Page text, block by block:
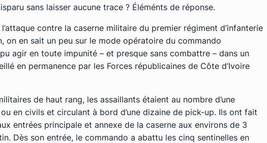
sans laisser aucune trace ? Éléménts de réponse.
contre la caserne militaire du premier régiment d’infanterie
on en sait un peu sur le mode opératoire du commando
agir en toute impunité – et presque sans combattre – dans un
en permanence par les Forces républicaines de Côte d’Ivoire
de haut rang, les assaillants étaient au nombre d’une
en civils et circulant à bord d’une dizaine de pick-up. Ils ont fait
entrées principale et annexe de la caserne aux environs de 3
Dès son entrée, le commando a abattu les cinq sentinelles en